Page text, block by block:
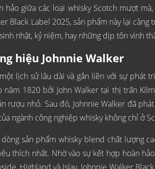
hảo giữa các loại whisky Scotch mượt
Black Label 2025, sản phẩm này lại
nhật, kỷ niệm, hay những dịp tôn vinh
hiệu Johnnie Walker
lịch sử lâu dài và gắn liền với sự phát
1820 bởi John Walker tại thị trấn
rượu nhỏ. Sau đó, Johnnie Walker đã
ngành công nghiệp whisky không chỉ ở
sản phẩm whisky blend chất lượng
thích nhất. Nhờ vào sự kết hợp hoàn